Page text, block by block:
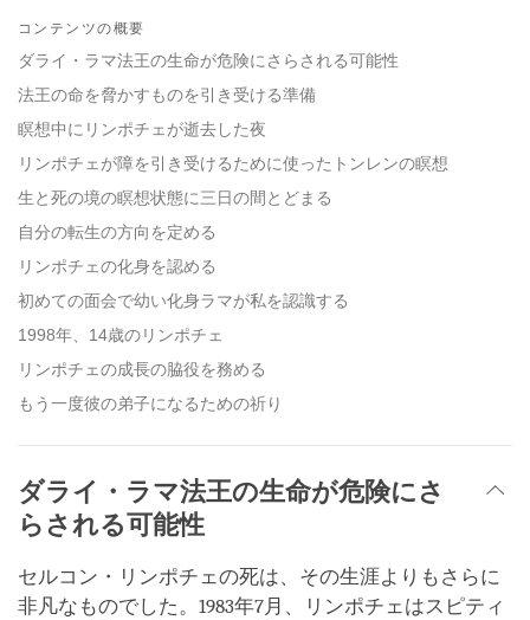
facebook
コンテンツの概要
ダライ・ラマ法王の生命が危険にさらされる可能性
法王の命を脅かすものを引き受ける準備
瞑想中にリンポチェが逝去した夜
リンポチェが障を引き受けるために使ったトンレンの瞑想
生と死の境の瞑想状態に三日の間とどまる
自分の転生の方向を定める
リンポチェの化身を認める
初めての面会で幼い化身ラマが私を認識する
1998年、14歳のリンポチェ
リンポチェの成長の脇役を務める
もう一度彼の弟子になるための祈り
ダライ・ラマ法王の生命が危険にさ
らされる可能性
セルコン・リンポチェの死は、その生涯よりもさらに
非凡なものでした。1983年7月、リンポチェはスピティ